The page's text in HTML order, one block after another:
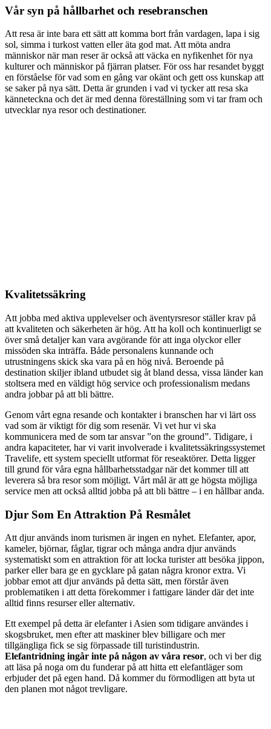
Vår syn på hållbarhet och resebranschen
Att resa är inte bara ett sätt att komma bort från vardagen, lapa i sig
sol, simma i turkost vatten eller äta god mat. Att möta andra
människor när man reser är också att väcka en nyfikenhet för nya
kulturer och människor på fjärran platser. För oss har resandet byggt
en förståelse för vad som en gång var okänt och gett oss kunskap att
se saker på nya sätt. Detta är grunden i vad vi tycker att resa ska
känneteckna och det är med denna föreställning som vi tar fram och
utvecklar nya resor och destinationer.
Kvalitetssäkring
Att jobba med aktiva upplevelser och äventyrsresor ställer krav på
att kvaliteten och säkerheten är hög. Att ha koll och kontinuerligt se
över små detaljer kan vara avgörande för att inga olyckor eller
missöden ska inträffa. Både personalens kunnande och
utrustningens skick ska vara på en hög nivå. Beroende på
destination skiljer ibland utbudet sig åt bland dessa, vissa länder kan
stoltsera med en väldigt hög service och professionalism medans
andra jobbar på att bli bättre.
Genom vårt egna resande och kontakter i branschen har vi lärt oss
vad som är viktigt för dig som resenär. Vi vet hur vi ska
kommunicera med de som tar ansvar ”on the ground”. Tidigare, i
andra kapaciteter, har vi varit involverade i kvalitetssäkringssystemet
Travelife, ett system speciellt utformat för reseaktörer. Detta ligger
till grund för våra egna hållbarhetsstadgar när det kommer till att
leverera så bra resor som möjligt. Vårt mål är att ge högsta möjliga
service men att också alltid jobba på att bli bättre – i en hållbar anda.
Djur Som En Attraktion På Resmålet
Att djur används inom turismen är ingen en nyhet. Elefanter, apor,
kameler, björnar, fåglar, tigrar och många andra djur används
systematiskt som en attraktion för att locka turister att besöka jippon,
parker eller bara ge en gycklare på gatan några kronor extra. Vi
jobbar emot att djur används på detta sätt, men förstår även
problematiken i att detta förekommer i fattigare länder där det inte
alltid finns resurser eller alternativ.
Ett exempel på detta är elefanter i Asien som tidigare användes i
skogsbruket, men efter att maskiner blev billigare och mer
tillgängliga fick se sig förpassade till turistindustrin.
Elefantridning ingår inte på någon av våra resor, och vi ber dig
att läsa på noga om du funderar på att hitta ett elefantläger som
erbjuder det på egen hand. Då kommer du förmodligen att byta ut
den planen mot något trevligare.